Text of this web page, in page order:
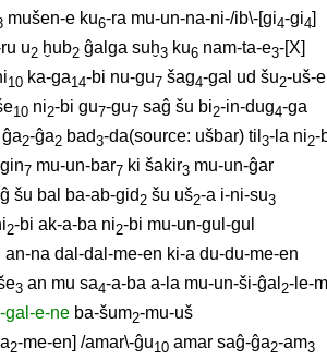
mušen-e ku6-ra mu-un-na-ni-/ib\-[gi4-gi4]
u2 ḫub2 ĝalga suḫ3 ku6 nam-ta-e3-[X]
10 ka-ga14-bi nu-gu7 šag4-gal ud šu2-uš-e
10 ni2-bi gu7-gu7 saĝ šu bi2-in-dug4-ga
ĝa2-ĝa2 bad3-da(source: ušbar) til 3-la ni2-
7 mu-un-bar7 ki šakir3 mu-un-ĝar
šu bal ba-ab-gid 2 šu uš2-a i-ni-su3
2-bi ak-a-ba ni2-bi mu-un-gul-gul
an-na dal-dal-me-en ki-a du-du-me-en
3 an mu sa4-a-ba a-la mu-un-ši-ĝal 2-le-
gal-e-ne ba-šum2-mu-uš
2-me-en] /amar\-ĝu10 amar saĝ-ĝa2-am3